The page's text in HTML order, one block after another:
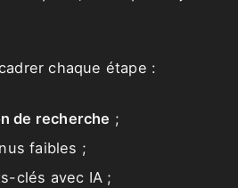
chaque étape :
de recherche ;
faibles ;
clés avec IA ;